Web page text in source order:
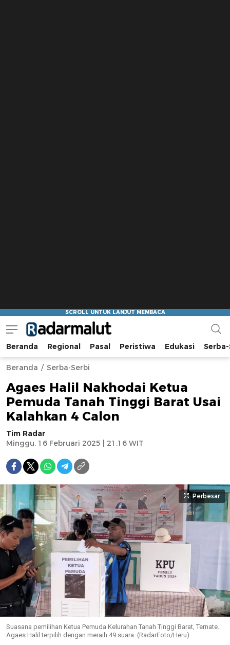
Radar Malut
Bacaan Nyindir
Beranda Regional Pasal Peristiwa Edukasi
Beranda Serba-Serbi
Agaes Halil Nakhodai Ketua
Pemuda Tanah Tinggi Barat Usai
Kalahkan 4 Calon
Tim Radar
Minggu, 16 Februari 2025 | 21:16 WIT
Perbesar
Suasana pemilihan Ketua Pemuda Kelurahan Tanah Tinggi Barat, Ternate.
Agaes Halil terpilih dengan meraih 49 suara. (RadarFoto/Heru)